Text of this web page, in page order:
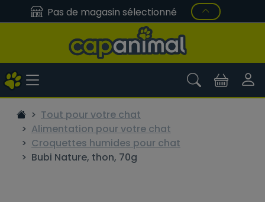
Pas de magasin sélectionné
Tout pour votre chat
Alimentation pour votre chat
Croquettes humides pour chat
Bubi Nature, thon, 70g